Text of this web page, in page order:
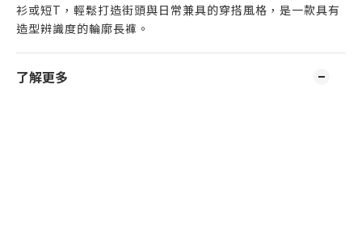
衫或短T，輕鬆打造街頭與日常兼具的穿搭風格，是一款具有
造型辨識度的輪廓長褲。
了解更多